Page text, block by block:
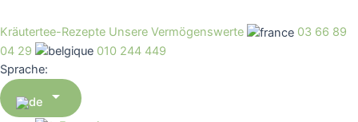
Kräutertee-Rezepte Unsere Vermögenswerte
03 66 89
04 29
010 244 449
Sprache:
